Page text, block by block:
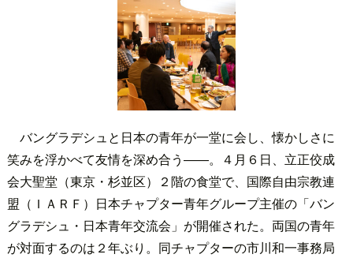
バングラデシュと日本の青年が一堂に会し、懐かしさに
笑みを浮かべて友情を深め合う――。４月６日、立正佼成
会大聖堂（東京・杉並区）２階の食堂で、国際自由宗教連
盟（ＩＡＲＦ）日本チャプター青年グループ主催の「バン
グラデシュ・日本青年交流会」が開催された。両国の青年
が対面するのは２年ぶり。同チャプターの市川和一事務局